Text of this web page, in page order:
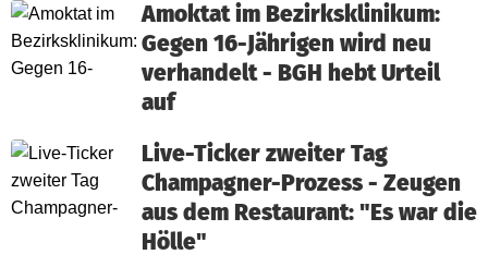
Amoktat im Bezirksklinikum:
Gegen 16-Jährigen wird neu
verhandelt - BGH hebt Urteil
auf
Live-Ticker zweiter Tag
Champagner-Prozess - Zeugen
aus dem Restaurant: "Es war die
Hölle"